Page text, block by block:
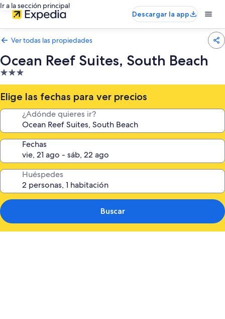
Ir a la sección principal
Descargar la app
Ver todas las propiedades
Ocean Reef Suites, South Beach
Propiedad
de
3.0
estrellas
Elige las fechas para ver precios
¿Adónde quieres ir?
Fechas
Huéspedes
Buscar